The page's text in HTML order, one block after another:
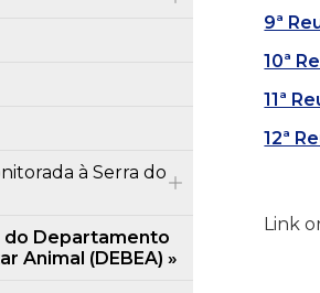
à Serra do
do Departamento
Animal (DEBEA)
9ª
10ª
11ª
12ª
Link